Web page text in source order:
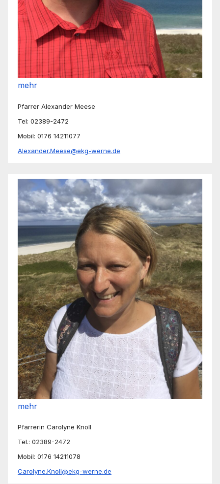
mehr
Pfarrer Alexander Meese
Tel: 02389-2472
Mobil: 0176 14211077
Alexander.Meese@ekg-werne.de
mehr
Pfarrerin Carolyne Knoll
Tel.: 02389-2472
Mobil: 0176 14211078
Carolyne.Knoll@ekg-werne.de